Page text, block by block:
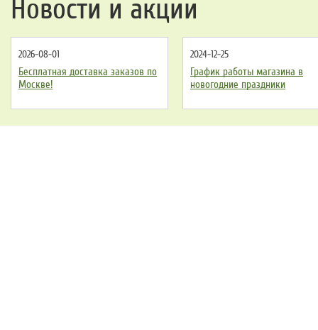
Новости и акции
2026-08-01
Бесплатная доставка заказов по
Москве!
2024-12-25
График работы магазина в
новогодние праздники